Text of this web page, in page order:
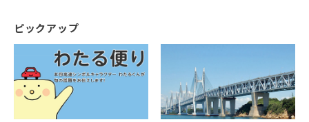
ピックアップ